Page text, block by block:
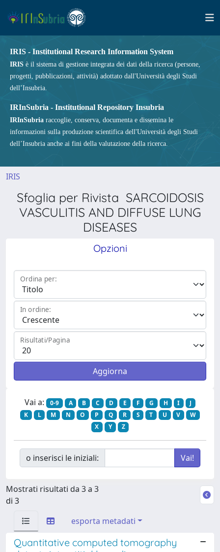
IRIS - Institutional Research Information System
IRIS è il sistema di gestione integrata dei dati della ricerca (persone,
progetti, pubblicazioni, attività) adottato dall'Università degli Studi
dell’Insubria.
IRInSubria - Institutional Repository Insubria
IRInSubria raccoglie, conserva, documenta e dissemina le
informazioni sulla produzione scientifica dell'Università degli Studi
dell’Insubria anche ai fini della valutazione della ricerca.
IRIS
Sfoglia per Rivista SARCOIDOSIS
VASCULITIS AND DIFFUSE LUNG
DISEASES
Opzioni
Ordina per:
In ordine:
Risultati/Pagina
Vai a: 0-9 A B C D E F G H I
J
K
L M N O P Q R S T U V
W
X
Y Z
o inserisci le iniziali:
Mostrati risultati da 3 a 3
di 3
esporta metadati
Quantitative computed tomography